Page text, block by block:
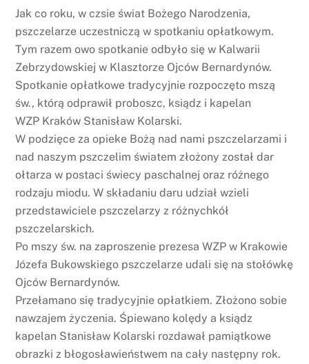
Jak co roku, w czsie świat Bożego Narodzenia,
pszczelarze uczestniczą w spotkaniu opłatkowym.
Tym razem owo spotkanie odbyło się w Kalwarii
Zebrzydowskiej w Klasztorze Ojców Bernardynów.
Spotkanie opłatkowe tradycyjnie rozpoczęto mszą
św., którą odprawił proboszc, ksiądz i kapelan
WZP Kraków Stanisław Kolarski.
W podzięce za opieke Bożą nad nami pszczelarzami i
nad naszym pszczelim światem złożony został dar
ołtarza w postaci świecy paschalnej oraz różnego
rodzaju miodu. W składaniu daru udział wzieli
przedstawiciele pszczelarzy z różnychkół
pszczelarskich.
Po mszy św. na zaproszenie prezesa WZP w Krakowie
Józefa Bukowskiego pszczelarze udali się na stołówkę
Ojców Bernardynów.
Przełamano się tradycyjnie opłatkiem. Złożono sobie
nawzajem życzenia. Śpiewano kolędy a ksiądz
kapelan Stanisław Kolarski rozdawał pamiątkowe
obrazki z błogosławieństwem na cały następny rok.